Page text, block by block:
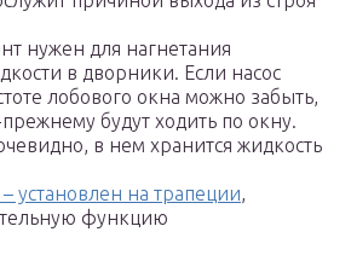
нужен для нагнетания
в дворники. Если насос
лобового окна можно забыть,
будут ходить по окну.
в нем хранится жидкость
установлен на трапеции,
функцию